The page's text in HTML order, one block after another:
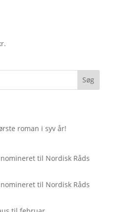
Søg
roman i syv år!
til Nordisk Råds
til Nordisk Råds